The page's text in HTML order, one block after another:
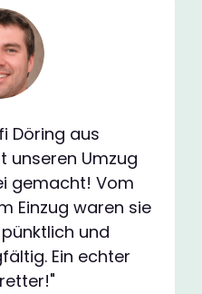
Döring aus
unseren Umzug
gemacht! Vom
Einzug waren sie
und
Ein echter